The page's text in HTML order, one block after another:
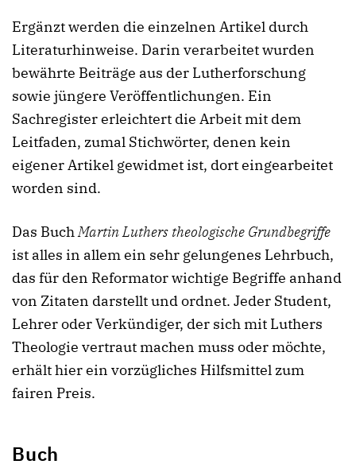
Ergänzt werden die einzelnen Artikel durch
Literaturhinweise. Darin verarbeitet wurden
bewährte Beiträge aus der Lutherforschung
sowie jüngere Veröffentlichungen. Ein
Sachregister erleichtert die Arbeit mit dem
Leitfaden, zumal Stichwörter, denen kein
eigener Artikel gewidmet ist, dort eingearbeitet
worden sind.
Das BuchMartin Luthers theologische Grundbegriffe
ist alles in allem ein sehr gelungenes Lehrbuch,
das für den Reformator wichtige Begriffe anhand
von Zitaten darstellt und ordnet. Jeder Student,
Lehrer oder Verkündiger, der sich mit Luthers
Theologie vertraut machen muss oder möchte,
erhält hier ein vorzügliches Hilfsmittel zum
fairen Preis.
Buch